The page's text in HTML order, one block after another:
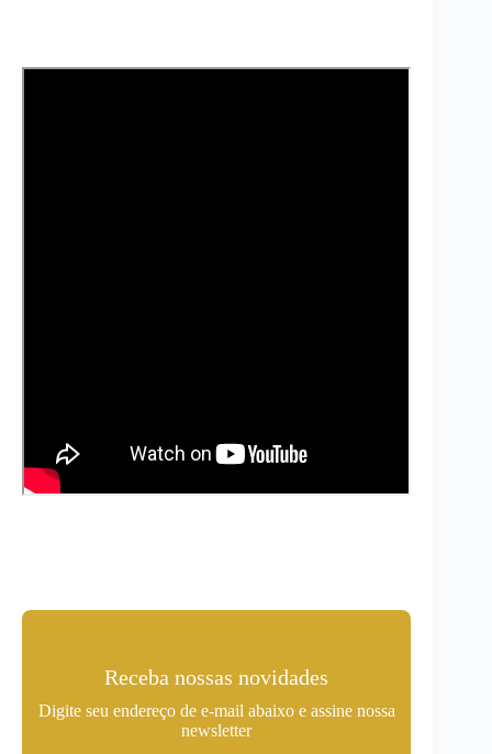
Receba nossas novidades
Digite seu endereço de e-mail abaixo e assine nossa
newsletter